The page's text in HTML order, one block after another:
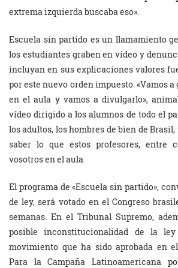
extrema izquierda buscaba eso».
Escuela sin partido es un llamamiento
los estudiantes graben en vídeo y
incluyan en sus explicaciones valores
por este nuevo orden impuesto. «Vamos a
en el aula y vamos a divulgarlo»,
vídeo dirigido a los alumnos de todo el
los adultos, los hombres de bien de
saber lo que estos profesores, entre
vosotros en el aula
El programa de «Escuela sin partido»,
de ley, será votado en el Congreso
semanas. En el Tribunal Supremo,
posible inconstitucionalidad de la
movimiento que ha sido aprobada en
Para la Campaña Latinoamericana